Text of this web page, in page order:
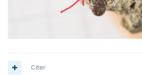
Citer